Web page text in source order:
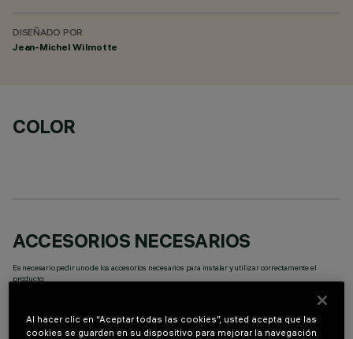
DISEÑADO POR
Jean-Michel Wilmotte
COLOR
ACCESORIOS NECESARIOS
Es necesario pedir uno de los accesorios necesarios para instalar y utilizar correctamente el
producto:
Al hacer clic en “Aceptar todas las cookies”, usted acepta que las
cookies se guarden en su dispositivo para mejorar la navegación